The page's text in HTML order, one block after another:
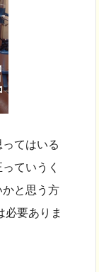
てはいる
ていうく
かと思う方
必要ありま